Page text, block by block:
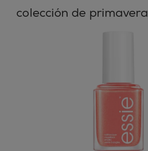
colección de primavera